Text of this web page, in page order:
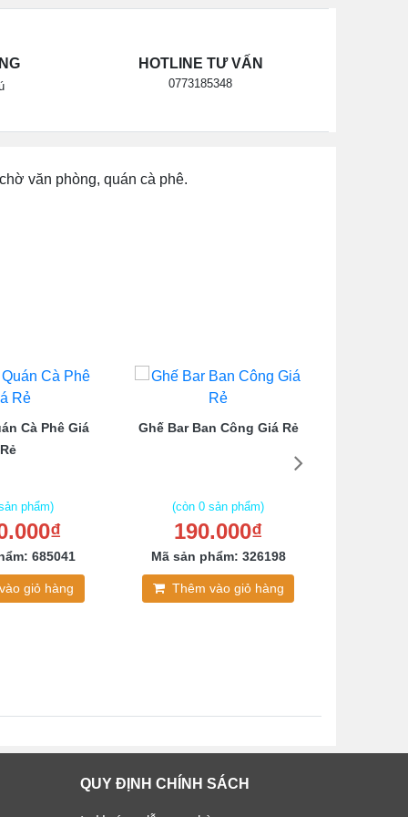
HOTLINE TƯ VẤN
0773185348
văn phòng, quán cà phê.
Cà Phê Giá
Rẻ
phẩm)
685041
giỏ hàng
Ghế Bar Ban Công Giá Rẻ
(còn 0 sản phẩm)
190.000₫
Mã sản phẩm: 326198
Thêm vào giỏ hàng
QUY ĐỊNH CHÍNH SÁCH